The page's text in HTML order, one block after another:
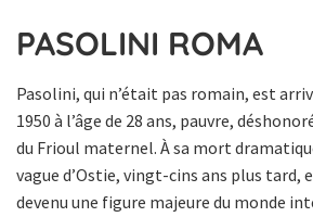
PASOLINI ROMA
Pasolini, qui n’était pas romain, est
1950 à l’âge de 28 ans, pauvre,
du Frioul maternel. À sa mort
vague d’Ostie, vingt-cins ans plus tard,
devenu une figure majeure du monde